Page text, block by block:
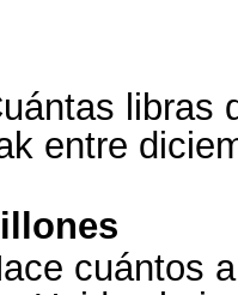
libras
entre
cuántos